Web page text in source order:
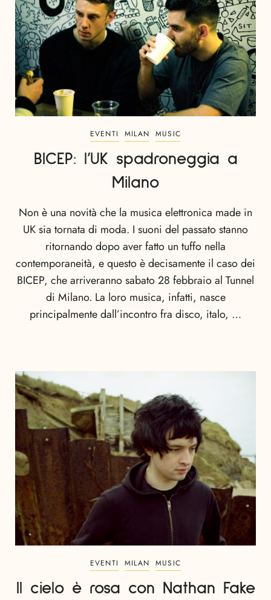
EVENTI MILAN MUSIC
BICEP: l’UK spadroneggia a
Milano
Non è una novità che la musica elettronica made in
UK sia tornata di moda. I suoni del passato stanno
ritornando dopo aver fatto un tuffo nella
contemporaneità, e questo è decisamente il caso dei
BICEP, che arriveranno sabato 28 febbraio al Tunnel
di Milano. La loro musica, infatti, nasce
principalmente dall’incontro fra disco, italo, …
EVENTI MILAN MUSIC
Il cielo è rosa con Nathan Fake